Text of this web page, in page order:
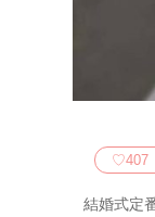
♡407
結婚式定